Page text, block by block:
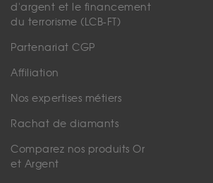
d'argent et le financement
du terrorisme (LCB-FT)
Partenariat CGP
Affiliation
Nos expertises métiers
Rachat de diamants
Comparez nos produits Or
et Argent